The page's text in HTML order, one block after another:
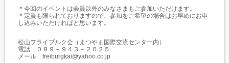
＊今回のイベントは会員以外のみなさまもご参加いただけます。
＊定員も限られておりますので、参加をご希望の場合はお早めにお申
し込みいただければと思います。
松山フライブルク会（まつやま国際交流センター内）
電話 ０８９－９４３－２０２５
メール freiburgkai@yahoo.co.jp